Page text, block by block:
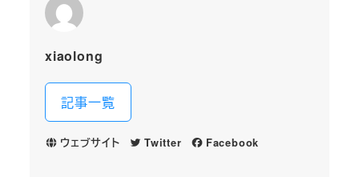
xiaolong
記事一覧
ウェブサイト Twitter Facebook